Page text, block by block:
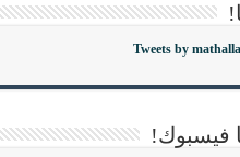
Tweets by
فيسبوك!